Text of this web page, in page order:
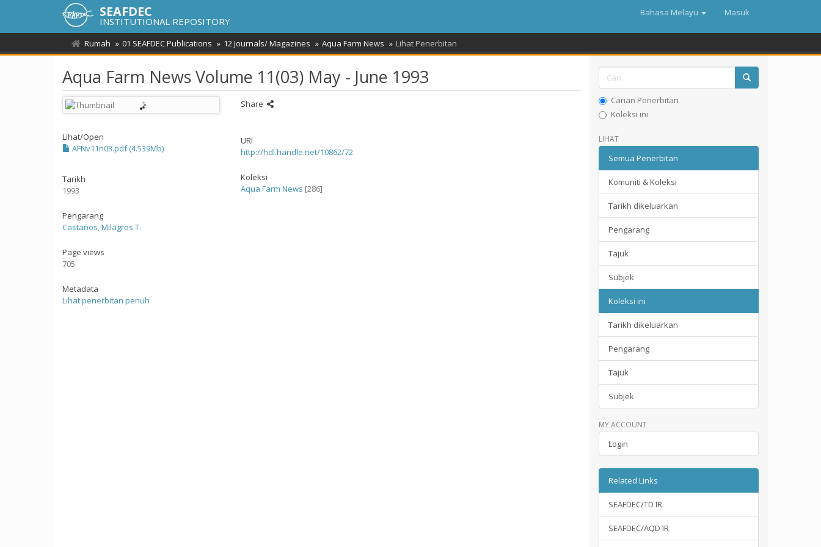
SEAFDEC
INSTITUTIONAL REPOSITORY
Bahasa Melayu Masuk
Rumah 01 SEAFDEC Publications 12 Journals/ Magazines Aqua Farm News Lihat Penerbitan
Aqua Farm News Volume 11(03) May - June 1993
Lihat/Open
AFNv11n03.pdf (4.539Mb)
Tarikh
1993
Pengarang
Castaños, Milagros T.
Page views
705
Metadata
Lihat penerbitan penuh
Share
URI
http://hdl.handle.net/10862/72
Koleksi
Aqua Farm News [286]
Carian Penerbitan
Koleksi ini
LIHAT
Semua Penerbitan
Komuniti & Koleksi
Tarikh dikeluarkan
Pengarang
Tajuk
Subjek
Koleksi ini
Tarikh dikeluarkan
Pengarang
Tajuk
Subjek
MY ACCOUNT
Login
Related Links
SEAFDEC/TD IR
SEAFDEC/AQD IR